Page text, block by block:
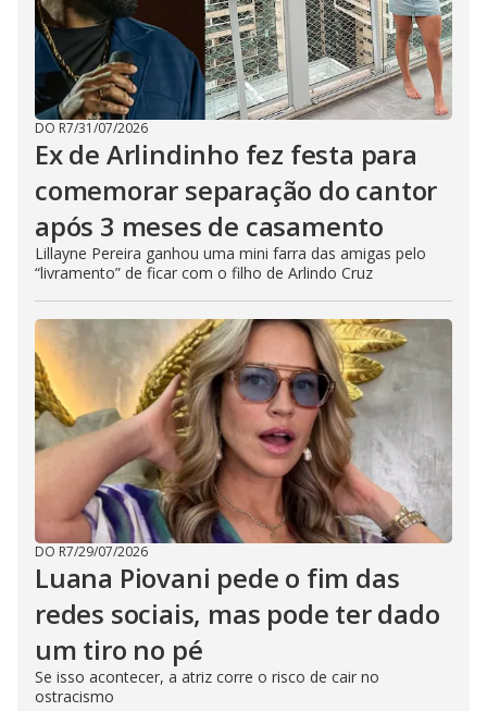
DO R7/31/07/2026
Ex de Arlindinho fez festa para
comemorar separação do cantor
após 3 meses de casamento
Lillayne Pereira ganhou uma mini farra das amigas pelo
“livramento” de ficar com o filho de Arlindo Cruz
DO R7/29/07/2026
Luana Piovani pede o fim das
redes sociais, mas pode ter dado
um tiro no pé
Se isso acontecer, a atriz corre o risco de cair no
ostracismo